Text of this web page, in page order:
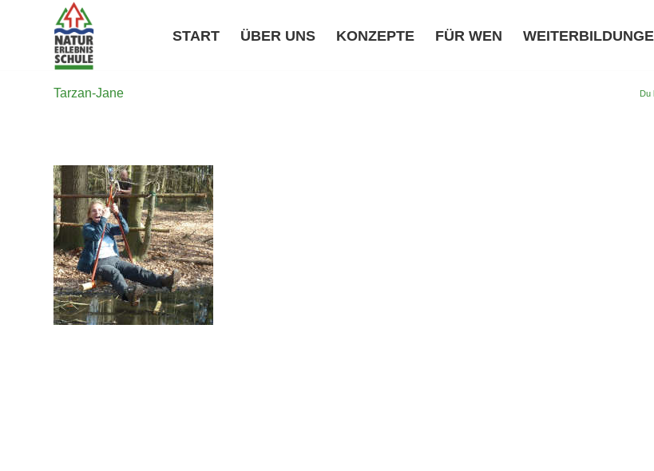
START ÜBER UNS KONZEPTE FÜR WEN
Tarzan-Jane Du